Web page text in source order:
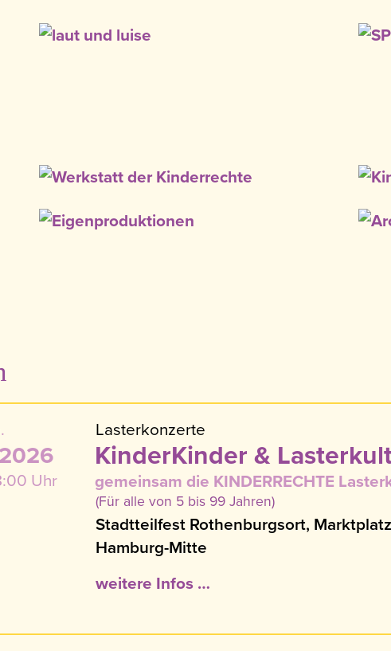
Uhr
Lasterkonzerte
KinderKinder &
gemeinsam die KINDERRECHTE
(Für alle von 5 bis 99 Jahren)
Stadtteilfest Rothenburgsort,
Hamburg-Mitte
weitere Infos …